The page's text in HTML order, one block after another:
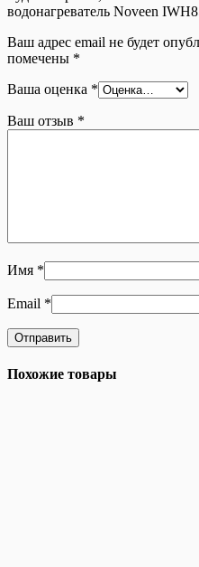
водонагреватель Noveen
Ваш адрес email не будет
помечены *
Ваша оценка *
Ваш отзыв *
Имя *
Email *
Похожие товары